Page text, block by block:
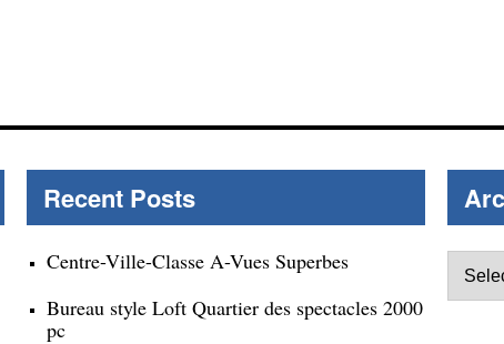
Recent Posts
Centre-Ville-Classe A-Vues Superbes
Bureau style Loft Quartier des spectacles 2000
pc